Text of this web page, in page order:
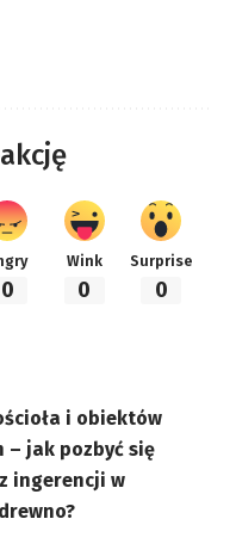
0
Wink
0
Surprise
0
i obiektów
– jak pozbyć się
ingerencji w